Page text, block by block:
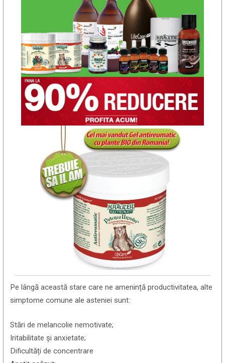
Pe lângă această stare care ne amenință productivitatea, alte
simptome comune ale asteniei sunt:
Stări de melancolie nemotivate;
Iritabilitate și anxietate;
Dificultăți de concentrare